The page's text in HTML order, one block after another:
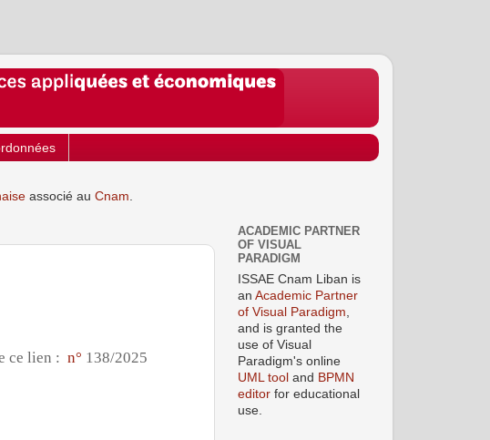
associé au Cnam
ce lien : n° 138/2025
ACADEMIC PARTNER
OF VISUAL
PARADIGM
ISSAE Cnam Liban is
an Academic Partner
of Visual Paradigm
and is granted the
use of Visual
Paradigm's online
UML tool and BPMN
editor for educational
use.